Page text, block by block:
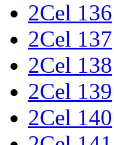
2Cel 136
2Cel 137
2Cel 138
2Cel 139
2Cel 140